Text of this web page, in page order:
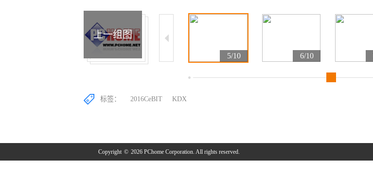
5/10 6/10
上一组图
标签： 2016CeBIT KDX
Copyright © 2026 PChome Corporation. All rights reserved.